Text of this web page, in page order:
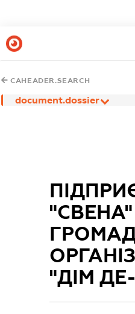
CAHEADER.SEARCH
document.dossier
"СВЕНА"
"ДІМ